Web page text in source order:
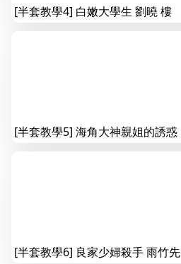
[半套教學4] 白嫩大學生 劉曉 樓
[半套教學5] 海角大神親姐的誘惑
[半套教學6] 良家少婦殺手 雨竹先